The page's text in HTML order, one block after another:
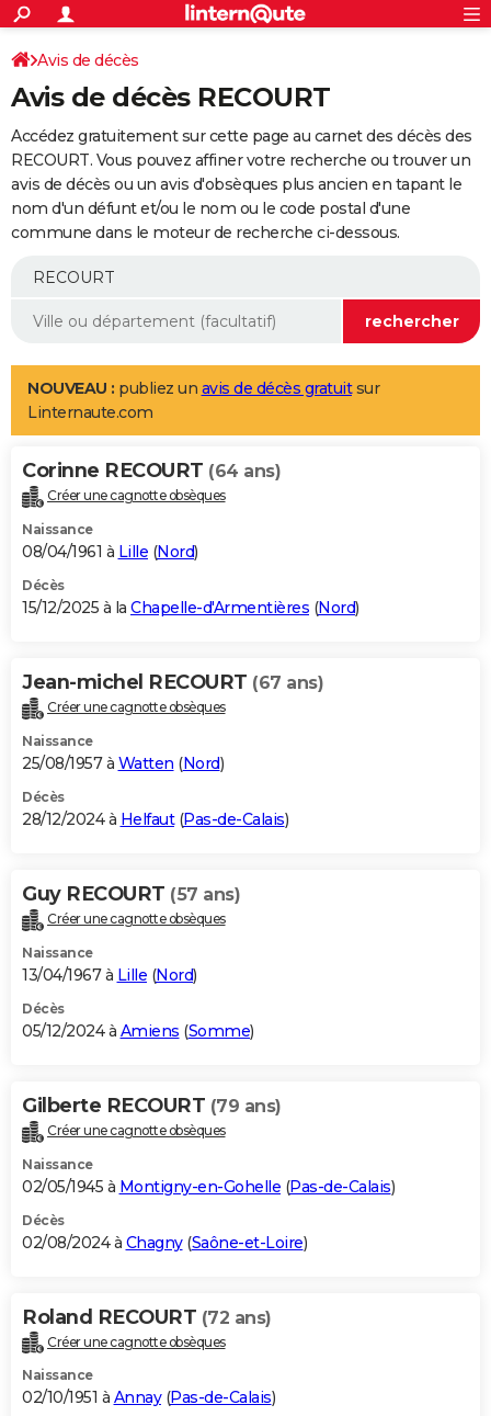
ACTUALITÉS
Politique
Société
Faits Divers
Education
Monde
Villes
+
SPORT
Coupe du monde 2026
Football
Tennis
Cyclisme
Rugby
Forum
Programme TV
TNT
Streaming
Cinéma
Sorties cinéma
Musique
+
FINANCE
Retraite
Epargne
Immobilier
Risques naturels par ville
Banque
Assurance
AUTO
Essais
Réserver un essai
Citadines
Berlines
SUV
Forum auto
+
Mobiles
Meilleur smartphone
Internet
Ordinateurs
Jeux vidéo
Guide high-tech
Aménagement intérieur
LIFESTYLE
Art de vivre
Bien-être
Loisirs
Mode
Modes de vie
Alimentation
Guide de la santé
Maladies
Médicaments
Sommeil
VOYAGE
Destinations
City break
Voyage nature
Voyage de noces
Forum
Climat
+PHOTO
GUIDES D'ACHAT
BONS PLANS
Carte de Noël
Carte Bonne année
Carte Saint-Valentin
Carte Pâques
Carte d'anniversaire
DICTIONNAIRE
Dictionnaire
Biographies
Citations
Expressions
Proverbes
PROGRAMME TV
S'inscrire
Se connecter
Lycées
Collèges
Primaires
Universités
Entreprises
Service militaire
Avis de recherche
AVIS DE DÉCÈS
Bricolage
Lifestyle
Culture
Sport
Auto
Television
Voyage
Cinema
Avis de décès
Avis de décès RECOURT
Accédez gratuitement sur cette page au carnet des décès des
RECOURT. Vous pouvez affiner votre recherche ou trouver un
avis de décès ou un avis d'obsèques plus ancien en tapant le
nom d'un défunt et/ou le nom ou le code postal d'une
commune dans le moteur de recherche ci-dessous.
NOUVEAU : publiez un avis de décès gratuitsur
Linternaute.com
Corinne RECOURT (64 ans)
Créer une cagnotte obsèques
Naissance
08/04/1961 à Lille (Nord)
Décès
15/12/2025 à la Chapelle-d'Armentières (Nord)
Jean-michel RECOURT (67 ans)
Créer une cagnotte obsèques
Naissance
25/08/1957 à Watten (Nord)
Décès
28/12/2024 à Helfaut(Pas-de-Calais)
Guy RECOURT (57 ans)
Créer une cagnotte obsèques
Naissance
13/04/1967 à Lille (Nord)
Décès
05/12/2024 à Amiens (Somme)
Gilberte RECOURT (79 ans)
Créer une cagnotte obsèques
Naissance
02/05/1945 à Montigny-en-Gohelle (Pas-de-Calais)
Décès
02/08/2024 à Chagny(Saône-et-Loire)
Roland RECOURT (72 ans)
Créer une cagnotte obsèques
Naissance
02/10/1951 à Annay(Pas-de-Calais)